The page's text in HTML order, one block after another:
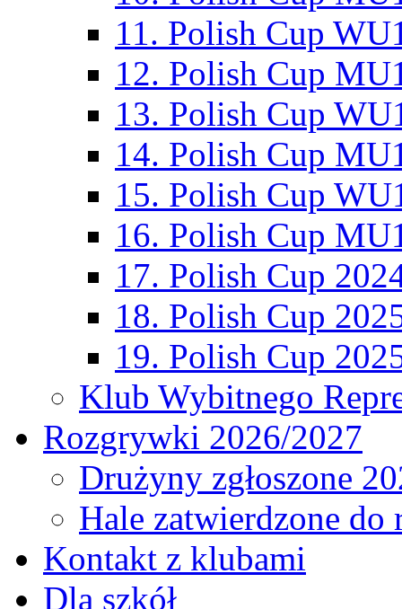
11. Polish Cup
12. Polish Cup
13. Polish Cup
14. Polish Cup
15. Polish Cup
16. Polish Cup
17. Polish Cup
18. Polish Cup
19. Polish Cup
Klub Wybitnego
Rozgrywki 2026/2027
Drużyny zgłoszone
Hale zatwierdzone
Kontakt z klubami
Dla szkół